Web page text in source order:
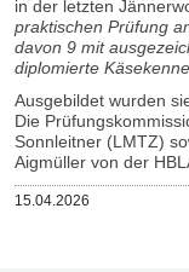
in der letzten
praktischen Prüfung
davon 9 mit
diplomierte
Ausgebildet wurden
Die
Sonnleitner (LMTZ)
Aigmüller von der
Veröffentlicht
15.04.2026